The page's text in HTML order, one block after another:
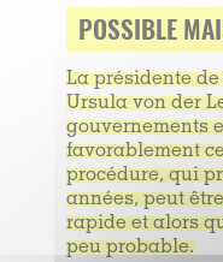
POSSIBLE
La présidente
Ursula von der
gouvernements
favorablement
procédure, qui
années, peut
rapide et alors
peu probable.